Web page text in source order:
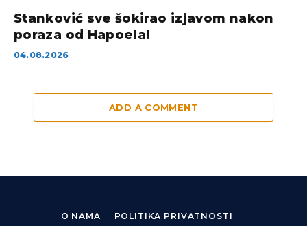
Stanković sve šokirao izjavom nakon
poraza od Hapoela!
04.08.2026
ADD A COMMENT
O NAMA POLITIKA PRIVATNOSTI